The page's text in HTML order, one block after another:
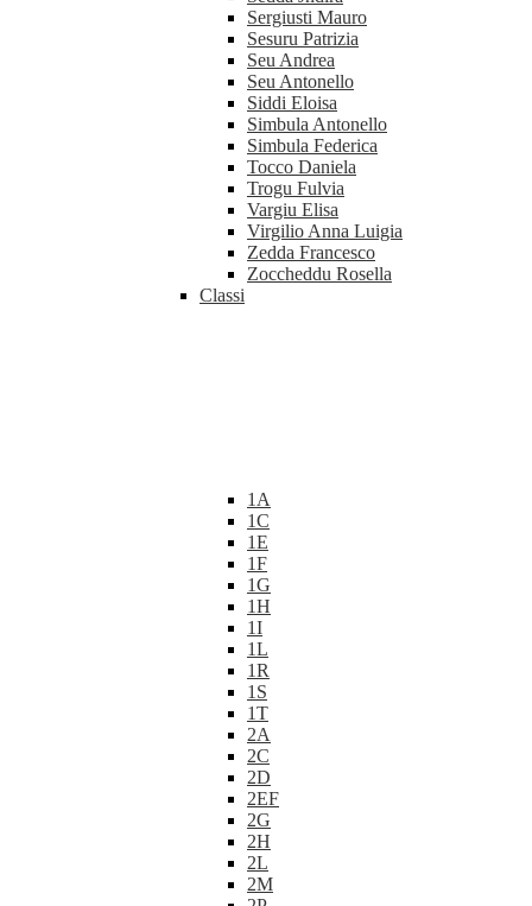
Sergiusti Mauro
Sesuru Patrizia
Seu Andrea
Seu Antonello
Siddi Eloisa
Simbula Antonello
Simbula Federica
Tocco Daniela
Trogu Fulvia
Vargiu Elisa
Virgilio Anna Luigia
Zedda Francesco
Zoccheddu Rosella
Classi
1A
1C
1E
1F
1G
1H
1I
1L
1R
1S
1T
2A
2C
2D
2EF
2G
2H
2L
2M